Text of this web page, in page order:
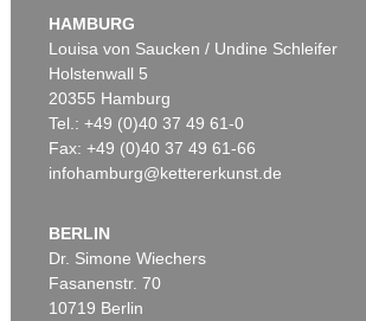
HAMBURG
Louisa von Saucken / Undine Schleifer
Holstenwall 5
20355 Hamburg
Tel.: +49 (0)40 37 49 61-0
Fax: +49 (0)40 37 49 61-66
infohamburg@kettererkunst.de
BERLIN
Dr. Simone Wiechers
Fasanenstr. 70
10719 Berlin